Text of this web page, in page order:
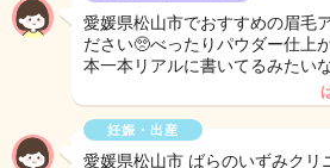
愛媛県松山市でおすすめの眉毛
ださい🥺べったりパウダー仕上
本一本リアルに書いてるみたい
妊娠・出産
愛媛県松山市 ばらのいずみクリ